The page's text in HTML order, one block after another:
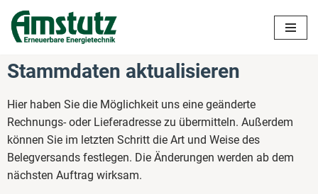
Zum
springen
Stammdaten aktualisieren
Hier haben Sie die Möglichkeit uns eine geänderte
Rechnungs- oder Lieferadresse zu übermitteln. Außerdem
können Sie im letzten Schritt die Art und Weise des
Belegversands festlegen. Die Änderungen werden ab dem
nächsten Auftrag wirksam.